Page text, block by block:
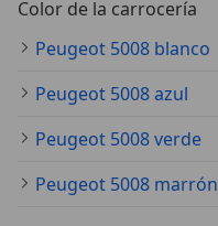
Color de la carrocería
Peugeot 5008 blanco
Peugeot 5008 azul
Peugeot 5008 verde
Peugeot 5008 marrón